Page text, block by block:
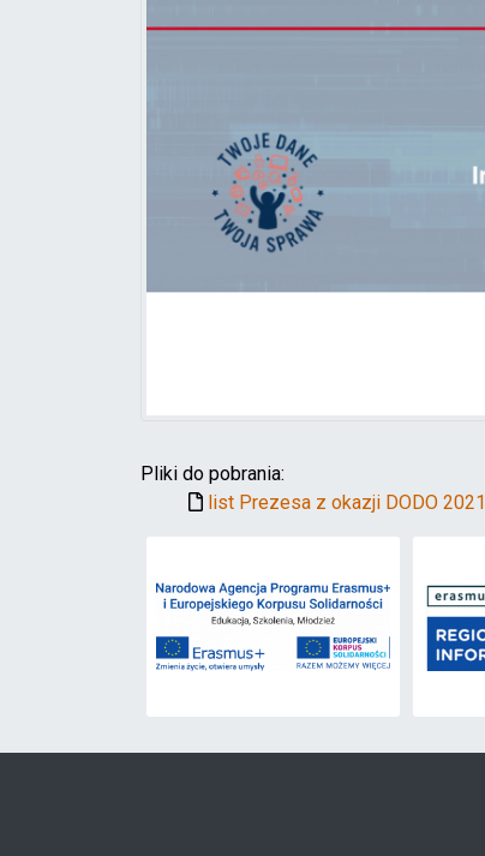
Pliki do pobrania:
list Prezesa z okazji DODO 2021